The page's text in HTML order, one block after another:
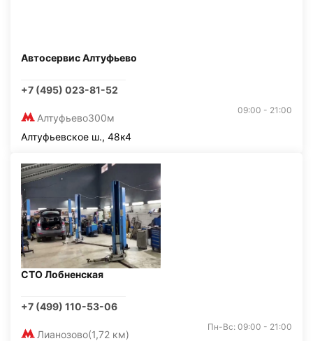
Автосервис Алтуфьево
+7 (495) 023-81-52
Алтуфьево300м
09:00 - 21:00
Алтуфьевское ш., 48к4
СТО Лобненская
+7 (499) 110-53-06
Лианозово(1,72 км)
Пн-Вс: 09:00 - 21:00